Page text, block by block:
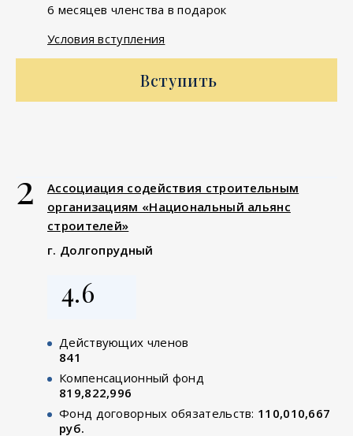
6 месяцев членства в подарок
Условия вступления
Вступить
2
Ассоциация содействия строительным
организациям «Национальный альянс
строителей»
г. Долгопрудный
4.6
Действующих членов
841
Компенсационный фонд
819,822,996
Фонд договорных обязательств: 110,010,667
руб.